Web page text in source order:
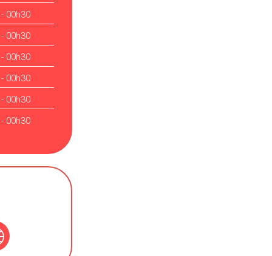
00h30
00h30
00h30
00h30
00h30
00h30